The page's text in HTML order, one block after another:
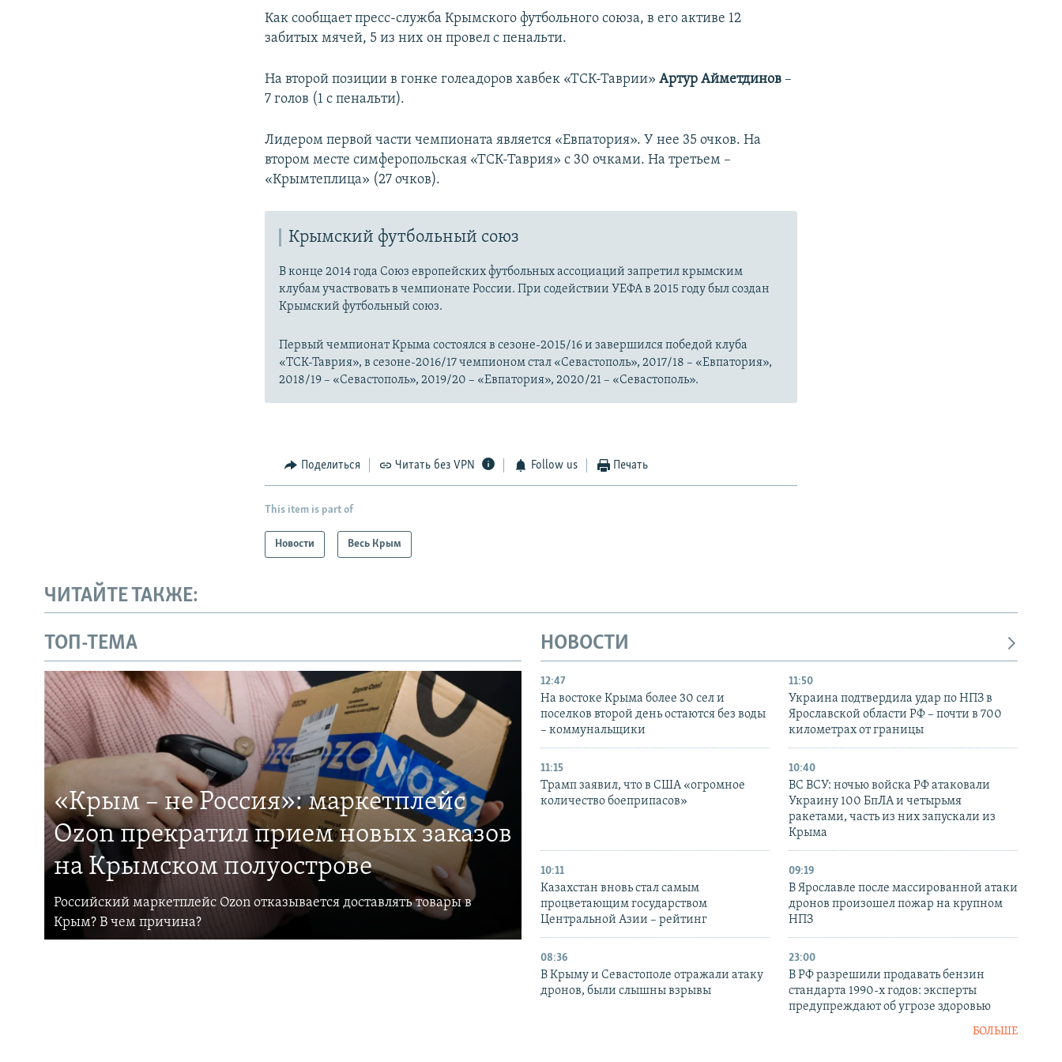
Как сообщает пресс-служба Крымского футбольного союза, в его активе 12
забитых мячей, 5 из них он провел с пенальти.
На второй позиции в гонке голеадоров хавбек «ТСК-Таврии»Артур Айметдинов –
7 голов (1 с пенальти).
Лидером первой части чемпионата является «Евпатория». У нее 35 очков. На
втором месте симферопольская «ТСК-Таврия» с 30 очками. На третьем –
«Крымтеплица» (27 очков).
Крымский футбольный союз
В конце 2014 года Союз европейских футбольных ассоциаций запретил крымским
клубам участвовать в чемпионате России. При содействии УЕФА в 2015 году был создан
Крымский футбольный союз.
Первый чемпионат Крыма состоялся в сезоне-2015/16 и завершился победой клуба
«ТСК-Таврия», в сезоне-2016/17 чемпионом стал «Севастополь», 2017/18 – «Евпатория»,
2018/19 – «Севастополь», 2019/20 – «Евпатория», 2020/21 – «Севастополь».
Поделиться Читать без VPN Follow us Печать
This item is part of
Новости Весь Крым
ЧИТАЙТЕ ТАКЖЕ:
ТОП-ТЕМА
«Крым – не Россия»: маркетплейс
Ozon прекратил прием новых заказов
на Крымском полуострове
Российский маркетплейс Ozon отказывается доставлять товары в
Крым? В чем причина?
НОВОСТИ
12:47
На востоке Крыма более 30 сел и
поселков второй день остаются без воды
– коммунальщики
11:50
Украина подтвердила удар по НПЗ в
Ярославской области РФ – почти в 700
километрах от границы
11:15
Трамп заявил, что в США «огромное
количество боеприпасов»
10:40
ВС ВСУ: ночью войска РФ атаковали
Украину 100 БпЛА и четырьмя
ракетами, часть из них запускали из
Крыма
10:11
Казахстан вновь стал самым
процветающим государством
Центральной Азии – рейтинг
09:19
В Ярославле после массированной атаки
дронов произошел пожар на крупном
НПЗ
08:36
В Крыму и Севастополе отражали атаку
дронов, были слышны взрывы
23:00
В РФ разрешили продавать бензин
стандарта 1990-х годов: эксперты
предупреждают об угрозе здоровью
БОЛЬШЕ